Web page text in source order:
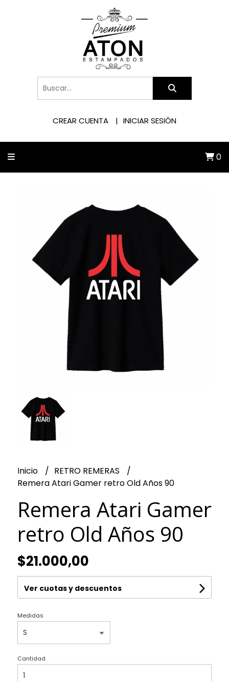
CREAR CUENTA INICIAR SESIÓN
0
Inicio
RETRO REMERAS
Remera Atari Gamer retro Old Años 90
Remera Atari Gamer
retro Old Años 90
$21.000,00
Ver cuotas y descuentos
Medidas
Cantidad